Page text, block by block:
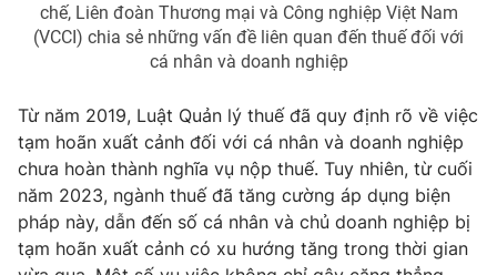
® Cấm sao chép dưới mọi hình thức nếu không có sự chấp
thuận bằng văn bản. Ghi rõ nguồn VTV.vn khi phát hành lại
thông tin từ website này.
chế, Liên đoàn Thương mại và Công nghiệp Việt Nam
(VCCI) chia sẻ những vấn đề liên quan đến thuế đối với
cá nhân và doanh nghiệp
Từ năm 2019, Luật Quản lý thuế đã quy định rõ về việc
tạm hoãn xuất cảnh đối với cá nhân và doanh nghiệp
chưa hoàn thành nghĩa vụ nộp thuế. Tuy nhiên, từ cuối
năm 2023, ngành thuế đã tăng cường áp dụng biện
pháp này, dẫn đến số cá nhân và chủ doanh nghiệp bị
tạm hoãn xuất cảnh có xu hướng tăng trong thời gian